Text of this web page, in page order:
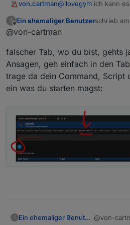
von.cartman@ilovegym ich kann
die Meisten sind nur
Sprachausgabe
? Ein ehemaliger Benutzerschrieb am
zuletzt
@von-cartman
falscher Tab, wo du bist, gehts
Ansagen, geh einfach in den
trage da dein Command, Script
ein was du starten magst:
? Ein ehemaliger Benutzer @von-